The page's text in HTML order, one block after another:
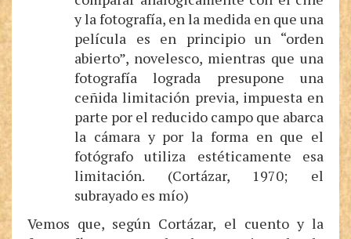
y la fotografía, en la medida en que una
película es en principio un “orden
abierto”, novelesco, mientras que una
fotografía lograda presupone una
ceñida limitación previa, impuesta en
parte por el reducido campo que abarca
la cámara y por la forma en que el
fotógrafo utiliza estéticamente esa
limitación. (Cortázar, 1970; el
subrayado es mío)
Vemos que, según Cortázar, el cuento y la